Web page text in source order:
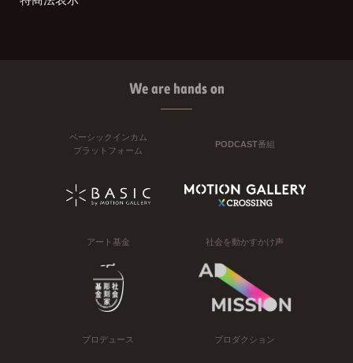
We are hands on
ベーシックインカム
プラットフォーム
PODCAST番組
アート基金 社会を動かすかけ声
プロデュース プロダクション